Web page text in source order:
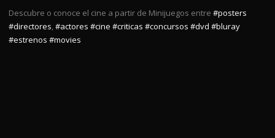
Descubre o conoce el cine a partir de Minijuegos entre #posters
#directores,#actores #cine #criticas #concursos #dvd #bluray
#estrenos #movies